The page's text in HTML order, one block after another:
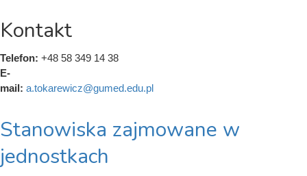
Kontakt
Telefon: +48 58 349 14 38
E-
mail: a.tokarewicz@gumed.edu.pl
Stanowiska zajmowane w
jednostkach